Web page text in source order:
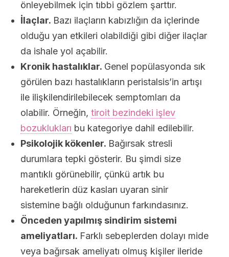
önleyebilmek için tıbbi gözlem şarttır.
İlaçlar. Bazı ilaçların kabızlığın da içlerinde
olduğu yan etkileri olabildiği gibi diğer ilaçlar
da ishale yol açabilir.
Kronik hastalıklar. Genel popülasyonda sık
görülen bazı hastalıkların peristalsis’in artışı
ile ilişkilendirilebilecek semptomları da
olabilir. Örneğin, tiroit bezindeki işlev
bozuklukları bu kategoriye dahil edilebilir.
Psikolojik kökenler. Bağırsak stresli
durumlara tepki gösterir. Bu şimdi size
mantıklı görünebilir, çünkü artık bu
hareketlerin düz kasları uyaran sinir
sistemine bağlı olduğunun farkındasınız.
Önceden yapılmış sindirim sistemi
ameliyatları. Farklı sebeplerden dolayı mide
veya bağırsak ameliyatı olmuş kişiler ileride